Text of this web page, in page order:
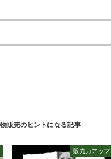
販売力アップ